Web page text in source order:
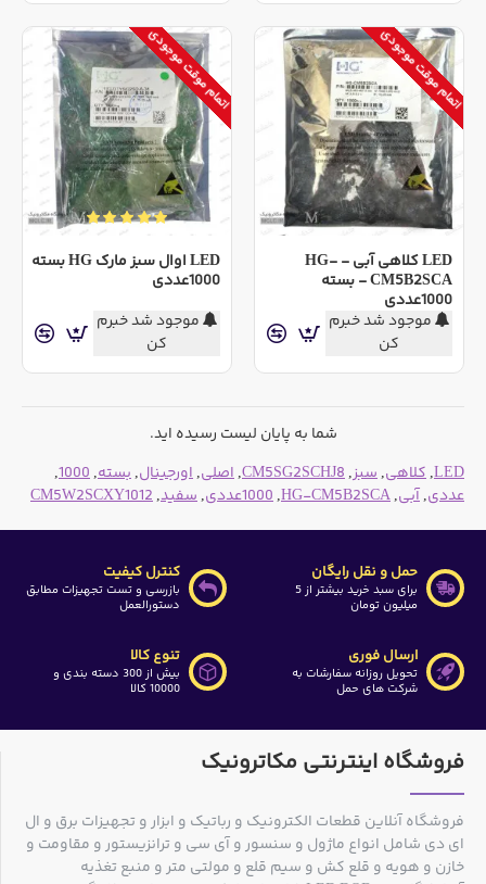
اتمام موقت موجودی
LED کلاهی آبی - HG-
CM5B2SCA - بسته
1000عددی
موجود شد خبرم
کن
اتمام موقت موجودی
LED اوال سبز مارک HG بسته
1000عددی
موجود شد خبرم
کن
شما به پایان لیست رسیده اید.
LED
,کلاهی,سبز,
CM5SG2SCHJ8
,اصلی,اورجینال,بسته,
1000
,
عددی,آبی,
HG-CM5B2SCA
,1000عددی ,سفید,
CM5W2SCXY1012
حمل و نقل رایگان
برای سبد خرید بیشتر از 5
میلیون تومان
کنترل کیفیت
بازرسی و تست تجهیزات مطابق
دستورالعمل
ارسال فوری
تحویل روزانه سفارشات به
شرکت های حمل
تنوع کالا
بیش از 300 دسته بندی و
10000 کالا
فروشگاه اینترنتی مکاترونیک
فروشگاه آنلاین قطعات الکترونیک و رباتیک و ابزار و تجهیزات برق و ال
ای دی شامل انواع ماژول و سنسور و آی سی و ترانزیستور و مقاومت و
خازن و هویه و قلع کش و سیم قلع و مولتی متر و منبع تغذیه